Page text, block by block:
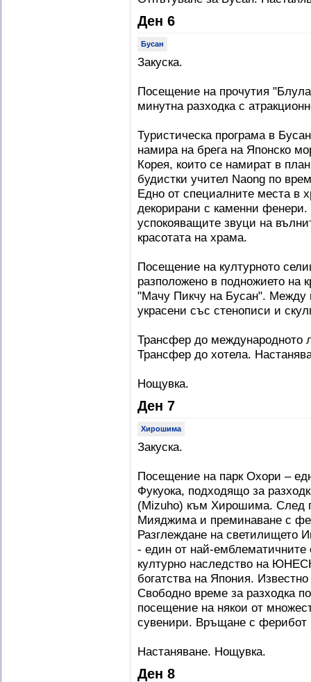
Ден 6
Бусан
Закуска.
Посещение на прочутия
минутна разходка с
Туристическа програма в
намира на брега на Японско
Корея, които се намират в
будистки учител Naong по
Едно от специалните места в
декорирани с каменни
успокояващите звуци на
красотата на храма.
Посещение на културното
разположено в подножието на
"Мачу Пикчу на Бусан". Между
украсени със стенописи и
Трансфер до международното
Трансфер до хотела.
Нощувка.
Ден 7
Хирошима
Закуска.
Посещение на парк Охори –
Фукуока, подходящо за
(Mizuho) към Хирошима. След
Мияджима и преминаване с
Разглеждане на светилището
- един от най-емблематичните
културно наследство на
богатства на Япония.
Свободно време за разходка
посещение на някои от
сувенири. Връщане с
Настаняване. Нощувка.
Ден 8